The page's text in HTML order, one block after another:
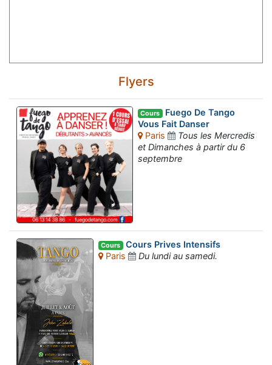
Flyers
Cours Fuego De Tango
Vous Fait Danser
Paris
Tous les Mercredis
et Dimanches à partir du 6
septembre
Cours Cours Prives Intensifs
Paris
Du lundi au samedi.